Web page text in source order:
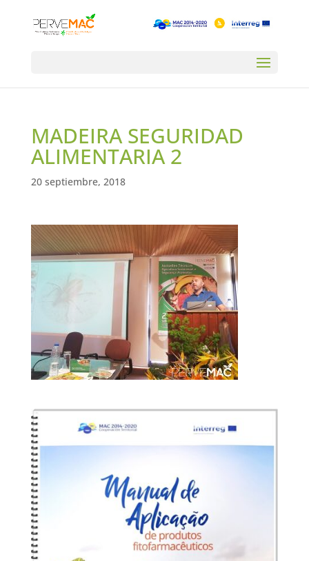
MADEIRA SEGURIDAD
ALIMENTARIA 2
20 septiembre, 2018